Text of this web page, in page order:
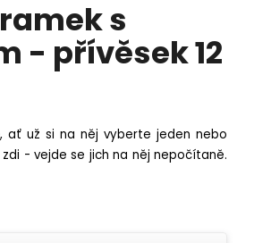
s
- přívěsek 12
, ať už si na něj vyberte jeden nebo
- vejde se jich na něj nepočítaně.